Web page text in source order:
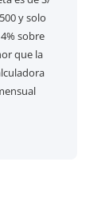
y solo
sobre
que la